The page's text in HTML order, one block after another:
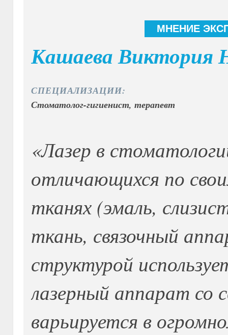
МНЕНИЕ
Кашаева Виктория
СПЕЦИАЛИЗАЦИИ:
Стоматолог-гигиенист, терапевт
«Лазер в
отличающихся по
тканях (эмаль,
ткань, связочный
структурой
лазерный аппарат со
варьируется в